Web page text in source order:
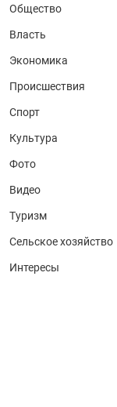
Общество
Власть
Экономика
Происшествия
Спорт
Культура
Фото
Видео
Туризм
Сельское хозяйство
Интересы